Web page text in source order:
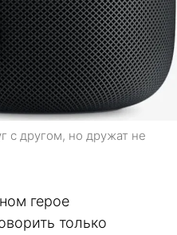
с другом, но дружат не
герое
только